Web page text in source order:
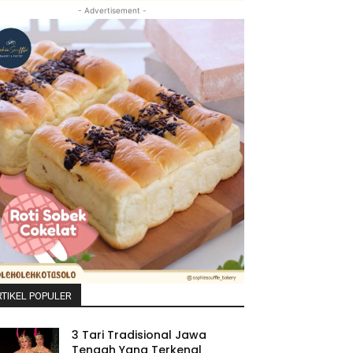
- Advertisement -
POPULER
3 Tari Tradisional Jawa